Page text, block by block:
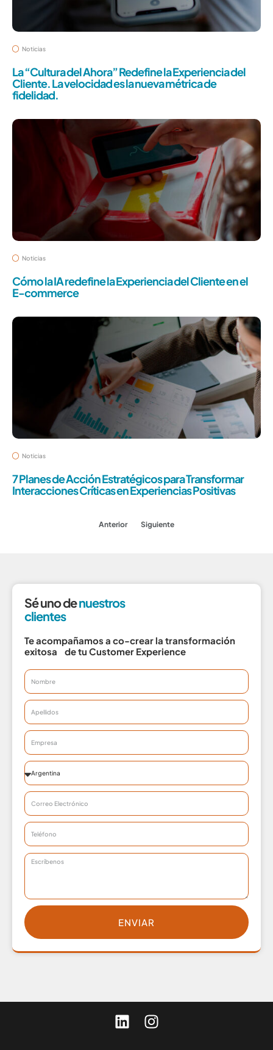
Noticias
La “Cultura del Ahora” Redefine la Experiencia del
Cliente. La velocidad es la nueva métrica de
fidelidad.
Noticias
Cómo la IA redefine la Experiencia del Cliente en el
E-commerce
Noticias
7 Planes de Acción Estratégicos para Transformar
Interacciones Críticas en Experiencias Positivas
Anterior Siguiente
Sé uno denuestros
clientes
Te acompañamos a co-crear la transformación
exitosa de tu Customer Experience
ENVIAR